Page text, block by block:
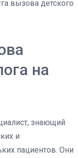
вызова детского
на
знающий
и
пациентов. Они